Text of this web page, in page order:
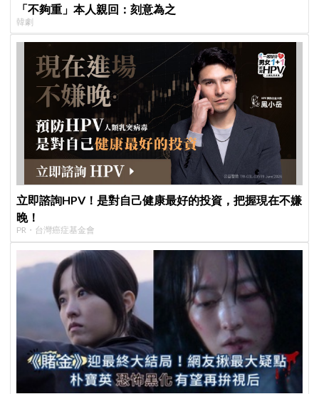
「不夠重」本人親回：刻意為之
韓劇
立即諮詢HPV！是對自己健康最好的投資，把握現在不嫌
晚！
PR・台灣癌症基金會